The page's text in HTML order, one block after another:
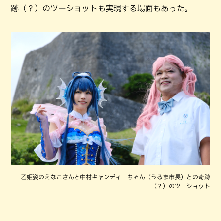
跡（？）のツーショットも実現する場面もあった。
乙姫姿のえなこさんと中村キャンディーちゃん（うるま市長）との奇跡
（？）のツーショット